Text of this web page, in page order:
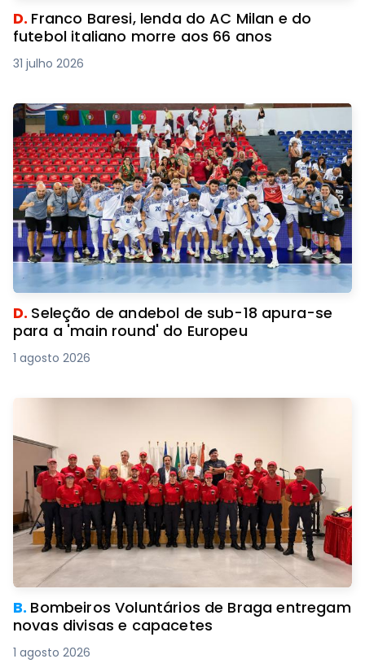
D. Franco Baresi, lenda do AC Milan e do
futebol italiano morre aos 66 anos
31 julho 2026
D. Seleção de andebol de sub-18 apura-se
para a 'main round' do Europeu
1 agosto 2026
B. Bombeiros Voluntários de Braga entregam
novas divisas e capacetes
1 agosto 2026